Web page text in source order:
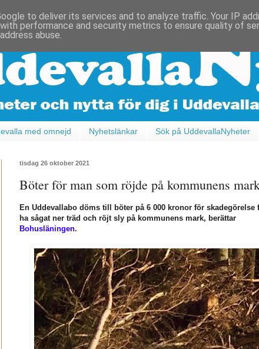
med omnejd Nyhetslänkar Sök på UddevallaNyheter
tisdag 26 oktober 2021
Böter för man som röjde på kommunens
En Uddevallabo döms till böter på 6 000 kronor för skadegörelse
ha sågat ner träd och röjt sly på kommunens mark, berättar
Bohusläningen.
to deliver its services and to analyze traffic. Your IP
performance and security metrics to ensure quality of
abuse.